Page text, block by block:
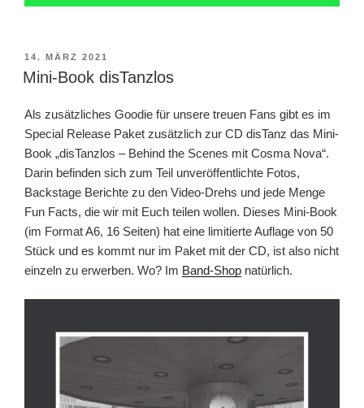
VERÖFFENTLICHT
AM
14. MÄRZ 2021
Mini-Book disTanzlos
Als zusätzliches Goodie für unsere treuen Fans gibt es im
Special Release Paket zusätzlich zur CD disTanz das Mini-
Book „disTanzlos – Behind the Scenes mit Cosma Nova“.
Darin befinden sich zum Teil unveröffentlichte Fotos,
Backstage Berichte zu den Video-Drehs und jede Menge
Fun Facts, die wir mit Euch teilen wollen. Dieses Mini-Book
(im Format A6, 16 Seiten) hat eine limitierte Auflage von 50
Stück und es kommt nur im Paket mit der CD, ist also nicht
einzeln zu erwerben. Wo? Im Band-Shop natürlich.